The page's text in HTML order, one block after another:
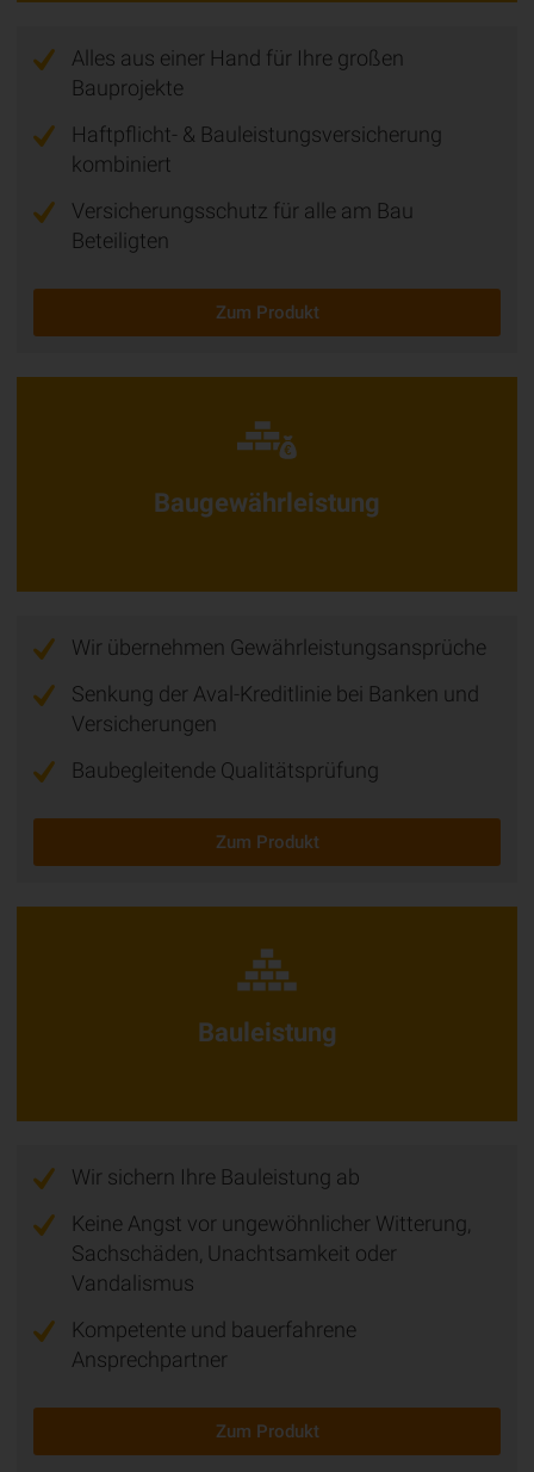
Alles aus einer Hand für Ihre großen
Bauprojekte
Haftpflicht- & Bauleistungsversicherung
kombiniert
Versicherungsschutz für alle am Bau
Beteiligten
Zum Produkt
Bau­ge­währ­leis­tung
Wir übernehmen Gewährleistungsansprüche
Senkung der Aval-Kreditlinie bei Banken und
Versicherungen
Baubegleitende Qualitätsprüfung
Zum Produkt
Bauleistung
Wir sichern Ihre Bauleistung ab
Keine Angst vor ungewöhnlicher Witterung,
Sachschäden, Unachtsamkeit oder
Vandalismus
Kompetente und bauerfahrene
Ansprechpartner
Zum Produkt